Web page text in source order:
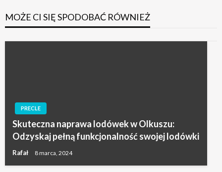
MOŻE CI SIĘ SPODOBAĆ RÓWNIEŻ
PRECLE
Skuteczna naprawa lodówek w Olkuszu:
Odzyskaj pełną funkcjonalność swojej lodówki
Rafał 8 marca, 2024